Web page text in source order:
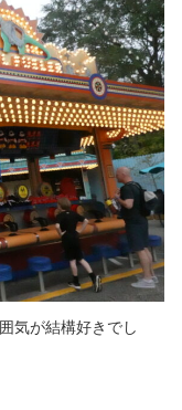
気が結構好きでし